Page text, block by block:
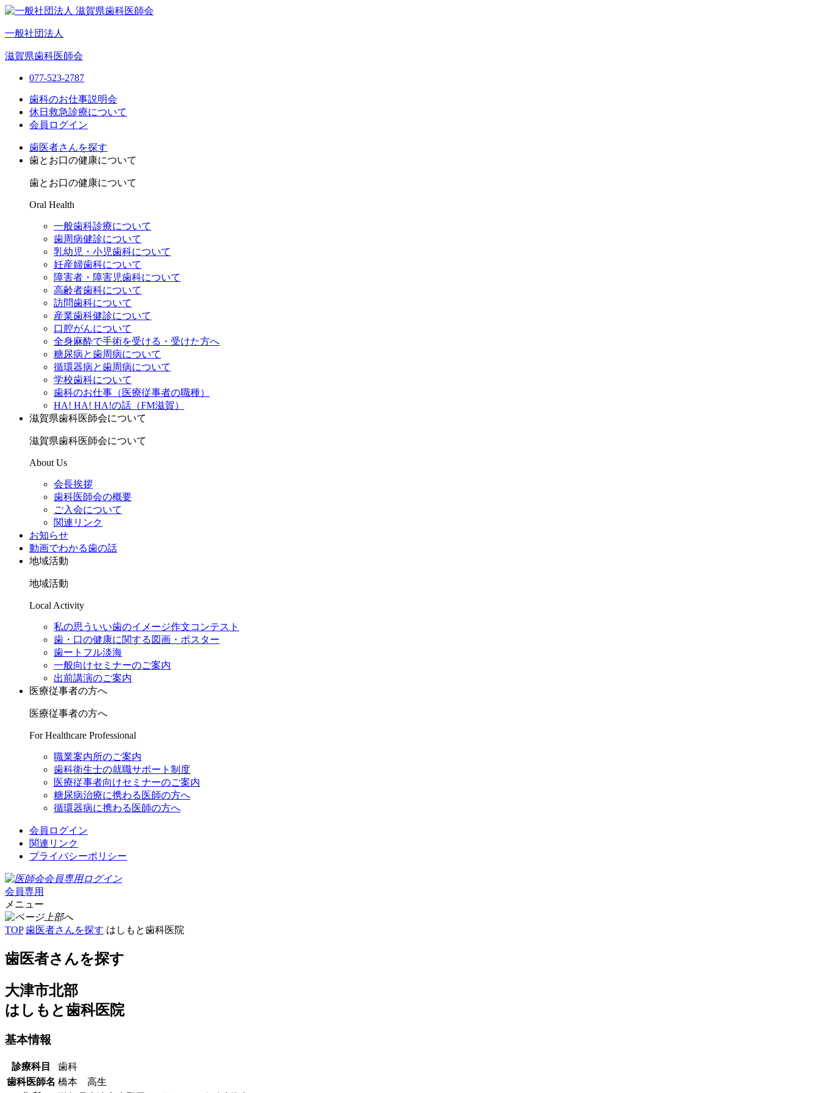
一般社団法人
滋賀県歯科医師会
077-523-2787
歯科のお仕事説明会
休日救急診療について
会員ログイン
歯医者さんを探す
歯とお口の健康について
歯とお口の健康について
Oral Health
一般歯科診療について
歯周病健診について
乳幼児・小児歯科について
妊産婦歯科について
障害者・障害児歯科について
高齢者歯科について
訪問歯科について
産業歯科健診について
口腔がんについて
全身麻酔で手術を受ける・受けた方へ
糖尿病と歯周病について
循環器病と歯周病について
学校歯科について
歯科のお仕事（医療従事者の職種）
HA! HA! HA!の話（FM滋賀）
滋賀県歯科医師会について
滋賀県歯科医師会について
About Us
会長挨拶
歯科医師会の概要
ご入会について
関連リンク
お知らせ
動画でわかる歯の話
地域活動
地域活動
Local Activity
私の思ういい歯のイメージ作文コンテスト
歯・口の健康に関する図画・ポスター
歯ートフル淡海
一般向けセミナーのご案内
出前講演のご案内
医療従事者の方へ
医療従事者の方へ
For Healthcare Professional
職業案内所のご案内
歯科衛生士の就職サポート制度
医療従事者向けセミナーのご案内
糖尿病治療に携わる医師の方へ
循環器病に携わる医師の方へ
会員ログイン
関連リンク
プライバシーポリシー
会員専用
メニュー
TOP 歯医者さんを探す はしもと歯科医院
歯医者さんを探す
大津市北部
はしもと歯科医院
基本情報
診療科目
歯科
歯科医師名 橋本 高生